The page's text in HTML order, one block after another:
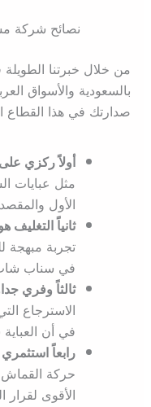
نصائح شركة
من خلال خبرتنا
بالسعودية والأسواق
صدارتك في هذا القطاع
أولاً ركزي
مثل عبايات
الأول
ثانياً
تجربة مبهجة
في سناب
ثالثاً وفري
الاسترجاع
في أن
رابعاً
حركة
الأقوى لقرار